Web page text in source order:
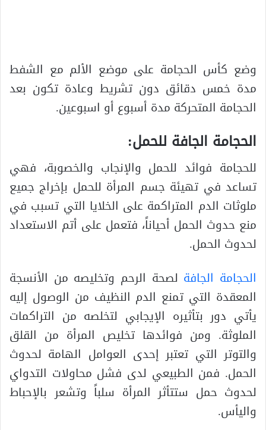
وضع كأس الحجامة على موضع الألم مع الشفط
مدة خمس دقائق دون تشريط وعادة تكون بعد
الحجامة المتحركة مدة أسبوع أو اسبوعين.
الحجامة الجافة للحمل:
للحجامة فوائد للحمل والإنجاب والخصوبة، فهي
تساعد في تهيئة جسم المرأة للحمل بإخراج جميع
ملوثات الدم المتراكمة على الخلايا التي تسبب في
منع حدوث الحمل أحياناً، فتعمل على أتم الاستعداد
لحدوث الحمل.
الحجامة الجافة لصحة الرحم وتخليصه من الأنسجة
المعقدة التي تمنع الدم النظيف من الوصول إليه
يأتي دور بتأثيره الإيجابي لتخلصه من التراكمات
الملوثة. ومن فوائدها تخليص المرأة من القلق
والتوتر التي تعتبر إحدى العوامل الهامة لحدوث
الحمل. فمن الطبيعي لدى فشل محاولات التدواي
لحدوث حمل ستتأثر المرأة سلباً وتشعر بالإحباط
واليأس.